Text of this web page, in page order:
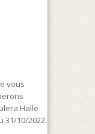
vous
Halle
31/10/2022.